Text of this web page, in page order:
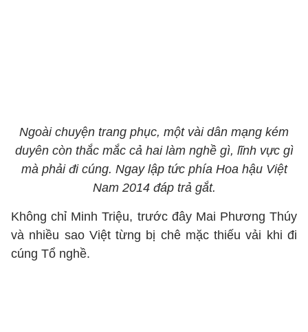
Ngoài chuyện trang phục, một vài dân mạng kém
duyên còn thắc mắc cả hai làm nghề gì, lĩnh vực gì
mà phải đi cúng. Ngay lập tức phía Hoa hậu Việt
Nam 2014 đáp trả gắt.
Không chỉ Minh Triệu, trước đây Mai Phương Thúy
và nhiều sao Việt từng bị chê mặc thiếu vải khi đi
cúng Tổ nghề.